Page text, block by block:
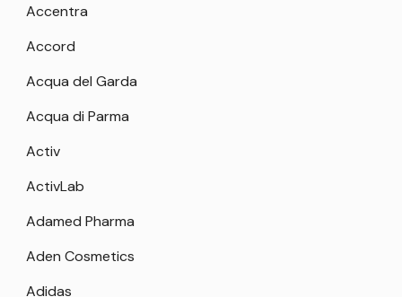
Accentra
Accord
Acqua del Garda
Acqua di Parma
Activ
ActivLab
Adamed Pharma
Aden Cosmetics
Adidas